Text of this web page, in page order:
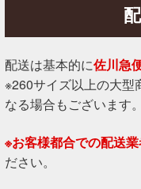
配送は基本的に佐川急
※260サイズ以上の大型
なる場合もございます。
※お客様都合での配送
ださい。